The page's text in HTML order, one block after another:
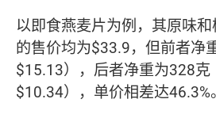
以即食燕麦片为例，其原味
的售价均为$33.9，但前者净
$15.13），后者净重为328克
$10.34），单价相差达46.3%。